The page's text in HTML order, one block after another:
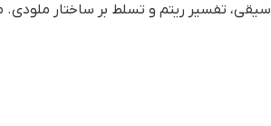
تفسیر ریتم و تسلط بر ساختار ملودی.